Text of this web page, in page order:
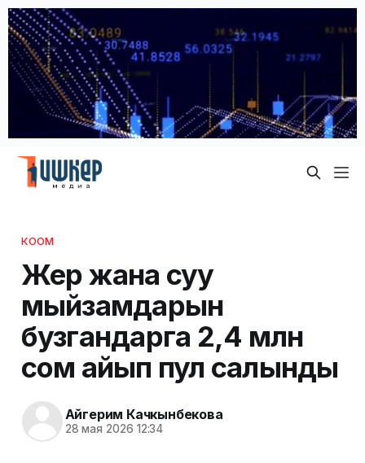
КООМ
Жер жана суу
мыйзамдарын
бузгандарга 2,4 млн
сом айып пул салынды
Айгерим Качкынбекова
28 мая 2026 12:34